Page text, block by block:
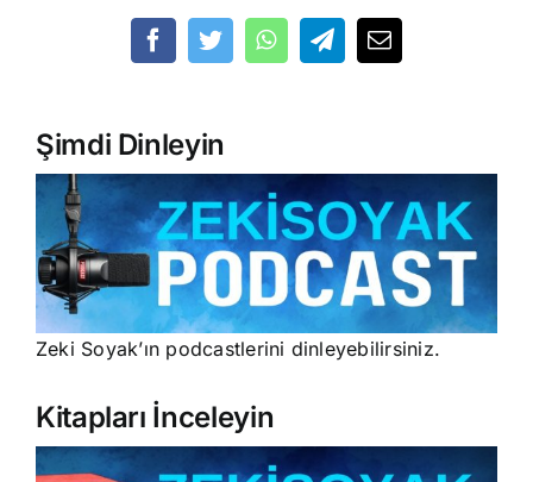
Şimdi Dinleyin
Zeki Soyak’ın podcastlerini dinleyebilirsiniz.
Kitapları İnceleyin